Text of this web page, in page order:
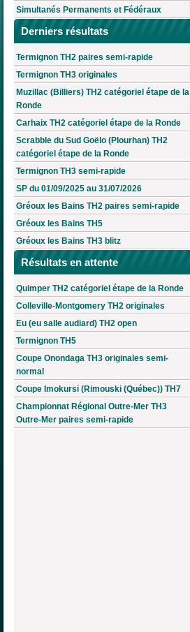
Simultanés Permanents et Fédéraux
Derniers résultats
Termignon TH2 paires semi-rapide
Termignon TH3 originales
Muzillac (Billiers) TH2 catégoriel étape de la
Ronde
Carhaix TH2 catégoriel étape de la Ronde
Scrabble du Sud Goëlo (Plourhan) TH2
catégoriel étape de la Ronde
Termignon TH3 semi-rapide
SP du 01/09/2025 au 31/07/2026
Gréoux les Bains TH2 paires semi-rapide
Gréoux les Bains TH5
Gréoux les Bains TH3 blitz
Résultats en attente
Quimper TH2 catégoriel étape de la Ronde
Colleville-Montgomery TH2 originales
Eu (eu salle audiard) TH2 open
Termignon TH5
Coupe Onondaga TH3 originales semi-
normal
Coupe Imokursi (Rimouski (Québec)) TH7
Championnat Régional Outre-Mer TH3
Outre-Mer paires semi-rapide